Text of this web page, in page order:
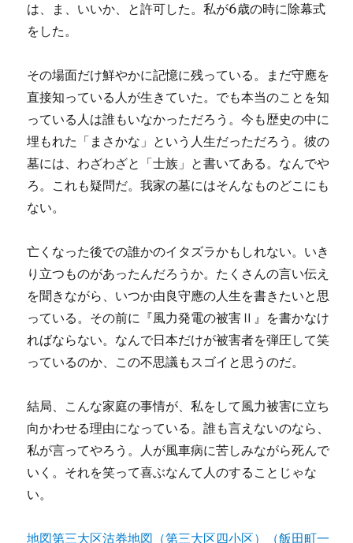
は、ま、いいか、と許可した。私が6歳の時に除幕式
をした。
その場面だけ鮮やかに記憶に残っている。まだ守應を
直接知っている人が生きていた。でも本当のことを知
っている人は誰もいなかっただろう。今も歴史の中に
埋もれた「まさかな」という人生だっただろう。彼の
墓には、わざわざと「士族」と書いてある。なんでや
ろ。これも疑問だ。我家の墓にはそんなものどこにも
ない。
亡くなった後での誰かのイタズラかもしれない。いき
り立つものがあったんだろうか。たくさんの言い伝え
を聞きながら、いつか由良守應の人生を書きたいと思
っている。その前に『風力発電の被害Ⅱ』を書かなけ
ればならない。なんで日本だけが被害者を弾圧して笑
っているのか、この不思議もスゴイと思うのだ。
結局、こんな家庭の事情が、私をして風力被害に立ち
向かわせる理由になっている。誰も言えないのなら、
私が言ってやろう。人が風車病に苦しみながら死んで
いく。それを笑って喜ぶなんて人のすることじゃな
い。
地図第三大区沽券地図（第三大区四小区）（飯田町一